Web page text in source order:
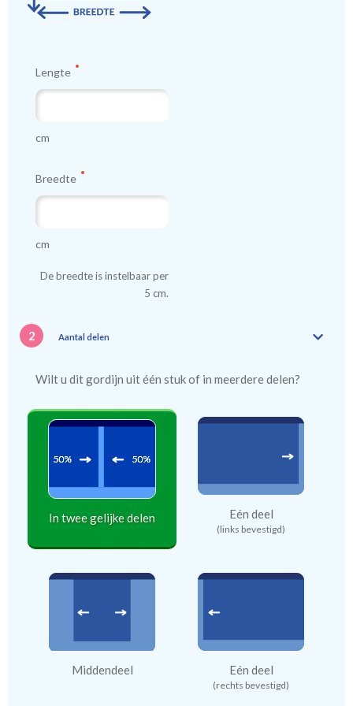
kindergordijnen voeren: een verschil van dag en nacht!
Lengte
cm
Breedte
cm
De breedte is instelbaar per
5 cm.
2 Aantal delen
Wilt u dit gordijn uit één stuk of in meerdere delen?
In twee gelijke delen Eén deel
(links bevestigd)
Middendeel Eén deel
(rechts bevestigd)